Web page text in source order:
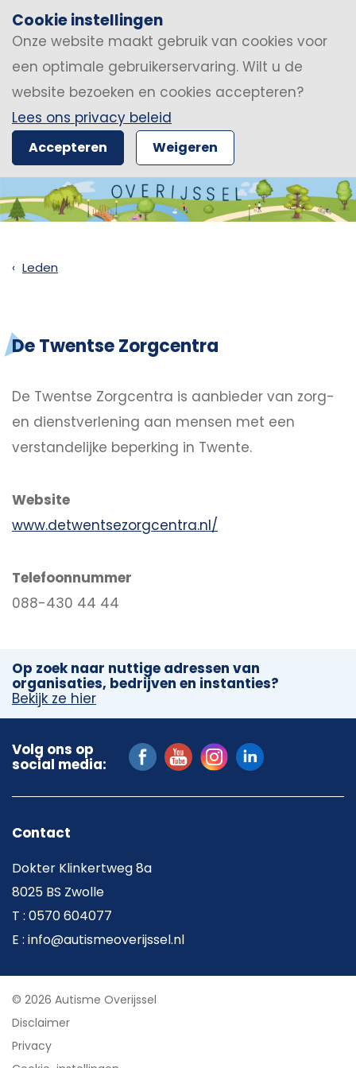
Cookie instellingen
Onze website maakt gebruik van cookies voor
een optimale gebruikerservaring. Wilt u de
website bezoeken en cookies accepteren?
Lees ons privacy beleid
Accepteren Weigeren
Leden
De Twentse Zorgcentra
De Twentse Zorgcentra is aanbieder van zorg-
en dienstverlening aan mensen met een
verstandelijke beperking in Twente.
Website
www.detwentsezorgcentra.nl/
Telefoonnummer
088-430 44 44
Op zoek naar nuttige adressen van
organisaties, bedrijven en instanties?
Bekijk ze hier
Volg ons op
social media:
Contact
Dokter Klinkertweg 8a
8025 BS Zwolle
T : 0570 604077
E : info@autismeoverijssel.nl
© 2026 Autisme Overijssel
Disclaimer
Privacy